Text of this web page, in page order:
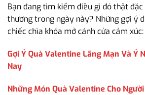
Bạn đang tìm kiếm điều gì đó thật
thương trong ngày này? Những gợi ý
chiếc chìa khóa mở cánh cửa cảm xúc:
Gợi Ý Quà Valentine Lãng Mạn Và Ý
Nay
Những Món Quà Valentine Cho